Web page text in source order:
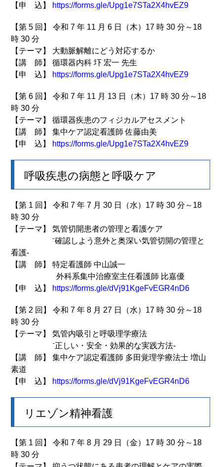
【申 込】 https://forms.gle/Upg1e7STa2X4hvEZ9
【第 5 回】 令和 7 年 11 月 6 日（木）17 時 30 分～18
時 30 分
【テーマ】 大動脈解離にどう対応するか
【講 師】 循環器内科 圷 宏一 先生
【申 込】 https://forms.gle/Upg1e7STa2X4hvEZ9
【第 6 回】 令和 7 年 11 月 13 日（木）17 時 30 分～18
時 30 分
【テーマ】 循環器疾患のフィジカルアセスメント
【講 師】 集中ケア認定看護師 佐藤由美
【申 込】 https://forms.gle/Upg1e7STa2X4hvEZ9
呼吸疾患の病態と呼吸ケア
【第 1 回】 令和 7 年 7 月 30 日（水）17 時 30 分～18
時 30 分
【テーマ】 気管切開患者の管理と看護ケア
⁻確認しよう意外と奥深い気管切開の管理と
看護‐
【講 師】 特定看護師 中山誠一
外科系集中治療室主任看護師 比嘉優
【申 込】 https://forms.gle/dVj91KgeFvEGR4nD6
【第 2 回】 令和 7 年 8 月 27 日（水）17 時 30 分～18
時 30 分
【テーマ】 気管内吸引と呼吸理学療法
⁻正しい・安全・効果的な実践方法‐
【講 師】 集中ケア認定看護師 多田覚理学療法士 増山
素道
【申 込】 https://forms.gle/dVj91KgeFvEGR4nD6
リエゾン精神看護
【第 1 回】 令和 7 年 8 月 29 日（金）17 時 30 分～18
時 30 分